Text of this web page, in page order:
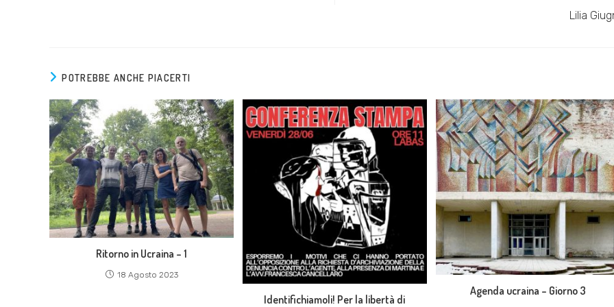
Lilia
POTREBBE ANCHE PIACERTI
Ritorno in Ucraina – 1
18 Agosto 2023
Identifichiamoli! Per la libertà di
Agenda ucraina – Giorno 3